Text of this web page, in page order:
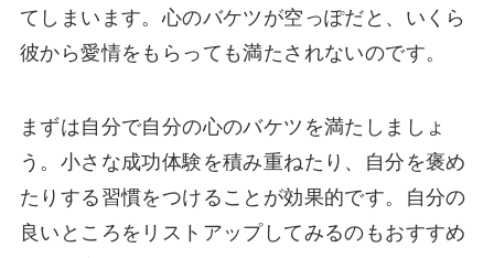
てしまいます。心のバケツが空っぽだと、いくら
彼から愛情をもらっても満たされないのです。
まずは自分で自分の心のバケツを満たしましょ
う。小さな成功体験を積み重ねたり、自分を褒め
たりする習慣をつけることが効果的です。自分の
良いところをリストアップしてみるのもおすすめ